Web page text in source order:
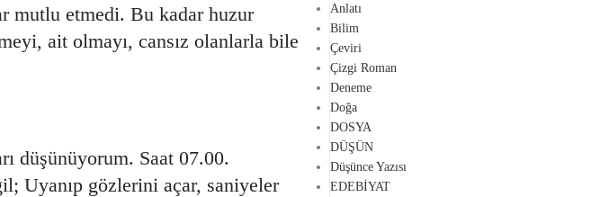
mutlu etmedi. Bu kadar huzur
ait olmayı, cansız olanlarla bile
düşünüyorum. Saat 07.00.
Uyanıp gözlerini açar, saniyeler
Anlatı
Bilim
Çeviri
Çizgi Roman
Deneme
Doğa
DOSYA
DÜŞÜN
Düşünce Yazısı
EDEBİYAT